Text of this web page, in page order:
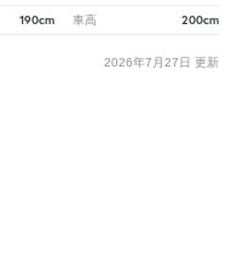
190cm 車高 200cm
2026年7月27日 更新